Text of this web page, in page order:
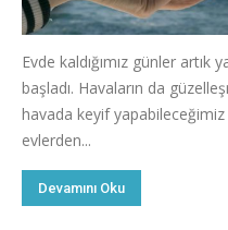
Evde kaldığımız günler
başladı. Havaların da
havada keyif yapabileceğimiz
evlerden...
Devamını Oku